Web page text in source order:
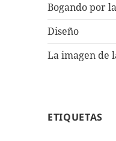
Bogando por
Diseño
La imagen de
ETIQUETAS